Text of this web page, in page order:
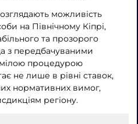
можливість
на Північному Кіпрі,
та прозорого
з передбачуваними
процедурою
не лише в рівні ставок,
нормативних вимог,
регіону.